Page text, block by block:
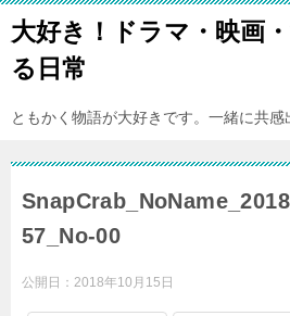
大好き！ドラマ・映画
る日常
ともかく物語が大好きです。一緒に共感
57_No-00
公開日： 2018年10月15日